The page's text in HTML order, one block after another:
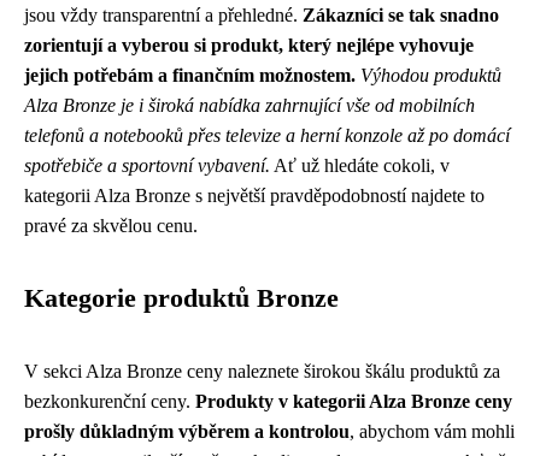
jsou vždy transparentní a přehledné. Zákazníci se tak snadno
zorientují a vyberou si produkt, který nejlépe vyhovuje
jejich potřebám a finančním možnostem. Výhodou produktů
Alza Bronze je i široká nabídka zahrnující vše od mobilních
telefonů a notebooků přes televize a herní konzole až po domácí
spotřebiče a sportovní vybavení. Ať už hledáte cokoli, v
kategorii Alza Bronze s největší pravděpodobností najdete to
pravé za skvělou cenu.
Kategorie produktů Bronze
V sekci Alza Bronze ceny naleznete širokou škálu produktů za
bezkonkurenční ceny. Produkty v kategorii Alza Bronze ceny
prošly důkladným výběrem a kontrolou, abychom vám mohli